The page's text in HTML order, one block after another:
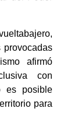
provocadas
afirmó
con
es posible
para